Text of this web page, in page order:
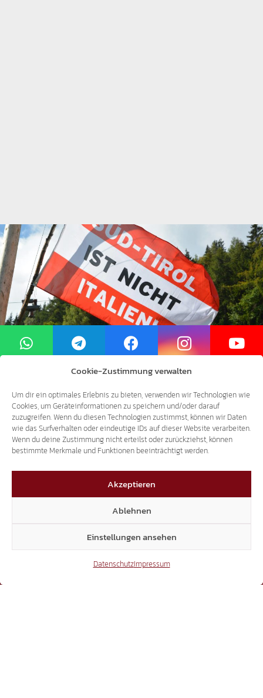
Cookie-Zustimmung verwalten
Um dir ein optimales Erlebnis zu bieten, verwenden wir Technologien wie
Cookies, um Geräteinformationen zu speichern und/oder darauf
zuzugreifen. Wenn du diesen Technologien zustimmst, können wir Daten
wie das Surfverhalten oder eindeutige IDs auf dieser Website verarbeiten.
Wenn du deine Zustimmung nicht erteilst oder zurückziehst, können
bestimmte Merkmale und Funktionen beeinträchtigt werden.
Akzeptieren
Ablehnen
Einstellungen ansehen
DatenschutzImpressum